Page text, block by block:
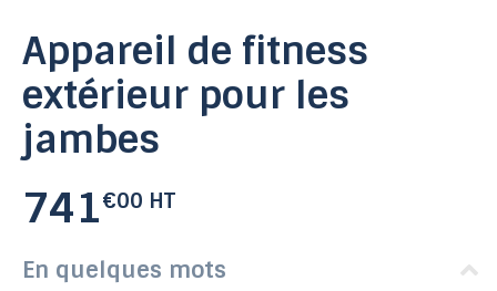
Appareil de fitness
extérieur pour les
jambes
741€00 HT
En quelques mots